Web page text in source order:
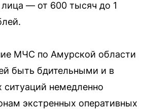
— от 600 тысяч до 1
МЧС по Амурской области
быть бдительными и в
ситуаций немедленно
экстренных оперативных